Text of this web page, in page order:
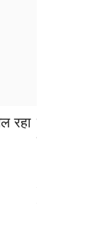
रहा